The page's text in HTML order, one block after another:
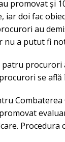
promovat și
iar doi fac
au
nu a putut fi
patru
se
Combaterea
Procedura